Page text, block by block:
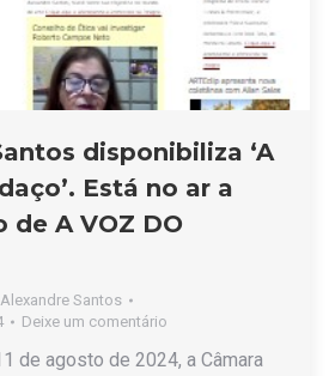
disponibiliza ‘A
Está no ar a
de A VOZ DO
Alexandre Santos
Deixe um comentário
de agosto de 2024, a Câmara